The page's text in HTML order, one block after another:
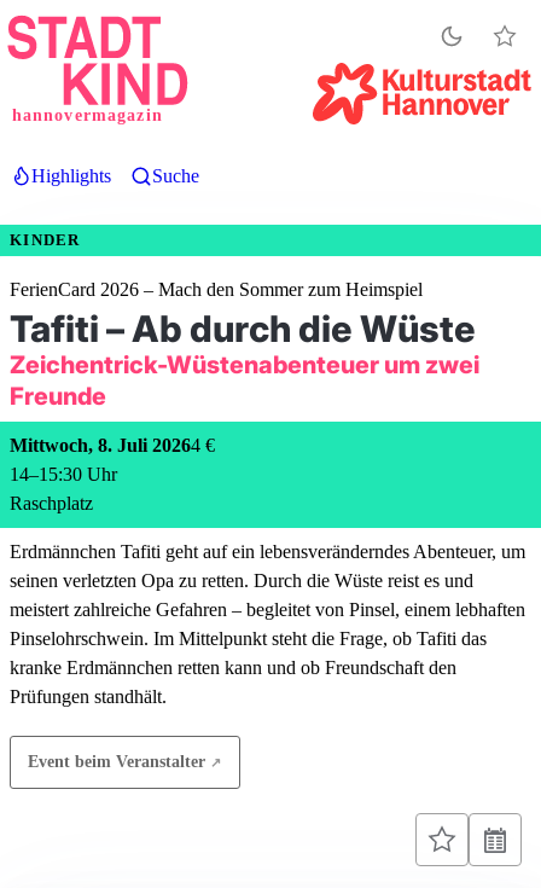
Direkt
zum
hannovermagazin
Highlights Suche
KINDER
FerienCard 2026 – Mach den Sommer zum Heimspiel
Tafiti – Ab durch die Wüste
Zeichentrick-Wüstenabenteuer um zwei
Freunde
Mittwoch, 8. Juli 2026
14–15:30 Uhr
Raschplatz
4 €
Erdmännchen Tafiti geht auf ein lebensveränderndes Abenteuer, um
seinen verletzten Opa zu retten. Durch die Wüste reist es und
meistert zahlreiche Gefahren – begleitet von Pinsel, einem lebhaften
Pinselohrschwein. Im Mittelpunkt steht die Frage, ob Tafiti das
kranke Erdmännchen retten kann und ob Freundschaft den
Prüfungen standhält.
Event beim Veranstalter